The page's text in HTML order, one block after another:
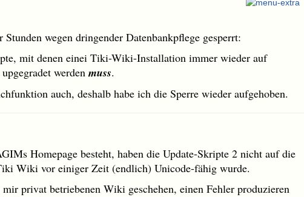
wegen dringender Datenbankpflege gesperrt:
mit denen einei Tiki-Wiki-Installation immer wieder auf
werden muss.
auch, deshalb habe ich die Sperre wieder aufgehoben.
Homepage besteht, haben die Update-Skripte 2 nicht auf die
Wiki vor einiger Zeit (endlich) Unicode-fähig wurde.
privat betriebenen Wiki geschehen, einen Fehler produzieren